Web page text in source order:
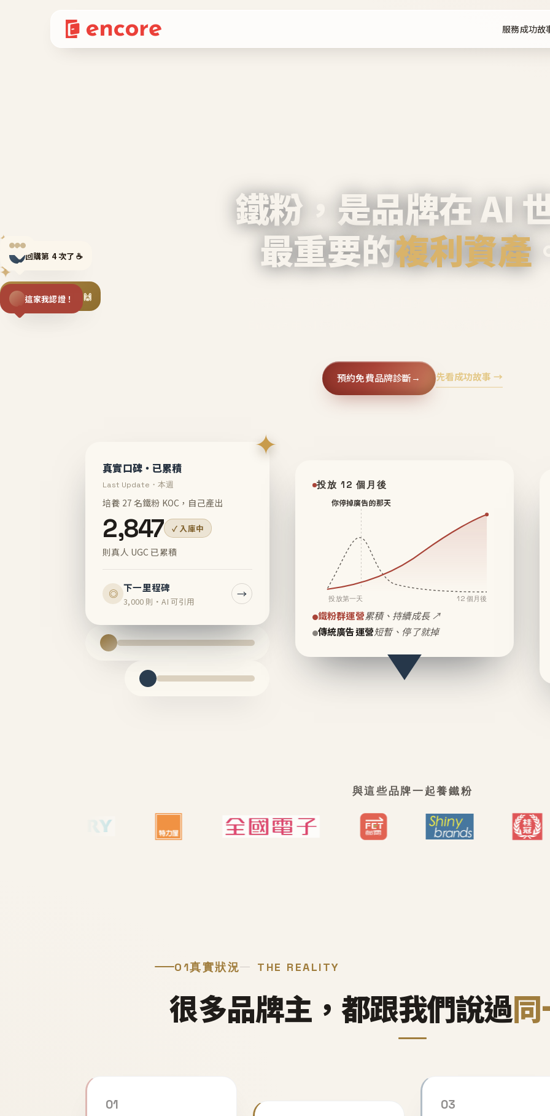
服務成功故
✦
✦
✦
回購第 4 次了 ☕
揪同事一起團購 🙌
這家我認證！
鐵粉，是品牌在 AI
最重要的複利資產
預約免費品牌診斷→ 先看成功故事 →
✦
真實口碑・已累積
Last Update・本週
培養 27 名鐵粉 KOC，自己產出
2,847 ✓ 入庫中
則真人 UGC 已累積
◎ 下一里程碑
3,000 則・AI 可引用
→
投放 12 個月後
你停掉廣告的那天
投放第一天 12 個月後
鐵粉群運營累積、持續成長 ↗
傳統廣告運營短暫、停了就掉
與這些品牌一起養鐵粉
01真實狀況 THE REALITY
很多品牌主，都跟我們說過同
01 03